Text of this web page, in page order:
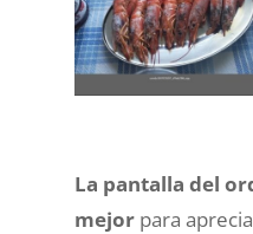
La pantalla del
mejorpara